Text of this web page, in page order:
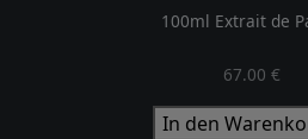
100ml Extrait de
67.00 €
In den